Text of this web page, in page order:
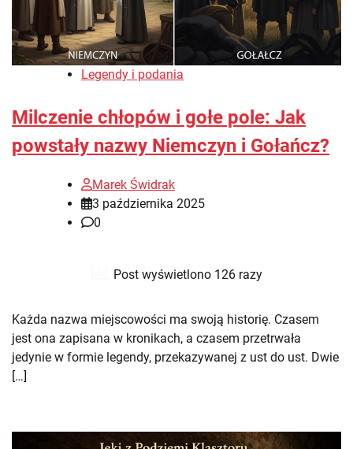
Legendy i podania
Milczenie chłopów i gołe pole: Jak
powstały nazwy Niemczyn i Gołańcz?
Marek Świdrak
3 października 2025
0
Post wyświetlono 126 razy
Każda nazwa miejscowości ma swoją historię. Czasem
jest ona zapisana w kronikach, a czasem przetrwała
jedynie w formie legendy, przekazywanej z ust do ust. Dwie
[…]